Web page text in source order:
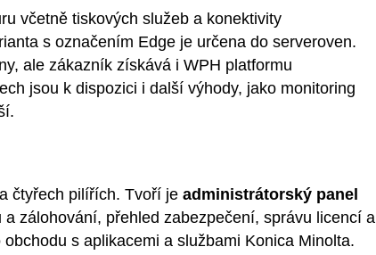
včetně tiskových služeb a konektivity
s označením Edge je určena do serveroven.
ale zákazník získává i WPH platformu
jsou k dispozici i další výhody, jako monitoring
čtyřech pilířích. Tvoří je administrátorský panel
zálohování, přehled zabezpečení, správu licencí a
s aplikacemi a službami Konica Minolta.